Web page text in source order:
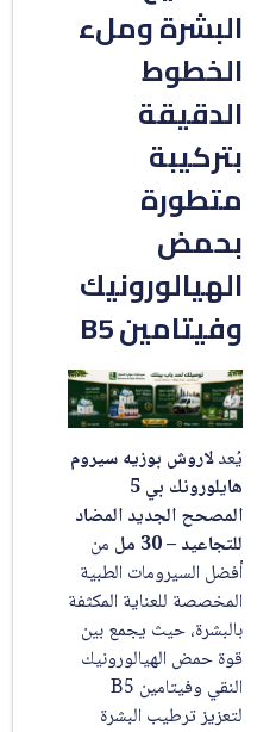
البشرة وملء
الخطوط
الدقيقة
بتركيبة
متطورة
بحمض
الهيالورونيك
وفيتامين B5
لاروش بوزيه سيروم
هايلورونك بي 5
المصحح الجديد المضاد
للتجاعيد – 30 مل
من
أفضل السيرومات الطبية
المخصصة للعناية المكثفة
بالبشرة، حيث يجمع بين
قوة حمض الهيالورونيك
النقي وفيتامين B5
لتعزيز ترطيب البشرة